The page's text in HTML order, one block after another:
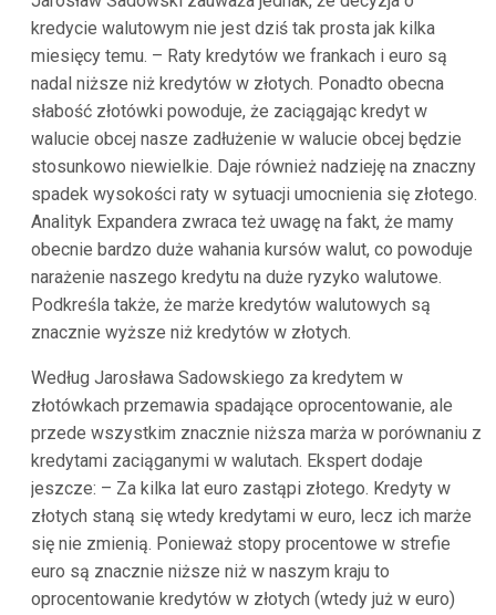
kredycie walutowym nie jest dziś tak prosta jak kilka
miesięcy temu. – Raty kredytów we frankach i euro są
nadal niższe niż kredytów w złotych. Ponadto obecna
słabość złotówki powoduje, że zaciągając kredyt w
walucie obcej nasze zadłużenie w walucie obcej będzie
stosunkowo niewielkie. Daje również nadzieję na znaczny
spadek wysokości raty w sytuacji umocnienia się złotego.
Analityk Expandera zwraca też uwagę na fakt, że mamy
obecnie bardzo duże wahania kursów walut, co powoduje
narażenie naszego kredytu na duże ryzyko walutowe.
Podkreśla także, że marże kredytów walutowych są
znacznie wyższe niż kredytów w złotych.
Według Jarosława Sadowskiego za kredytem w
złotówkach przemawia spadające oprocentowanie, ale
przede wszystkim znacznie niższa marża w porównaniu z
kredytami zaciąganymi w walutach. Ekspert dodaje
jeszcze: – Za kilka lat euro zastąpi złotego. Kredyty w
złotych staną się wtedy kredytami w euro, lecz ich marże
się nie zmienią. Ponieważ stopy procentowe w strefie
euro są znacznie niższe niż w naszym kraju to
oprocentowanie kredytów w złotych (wtedy już w euro)